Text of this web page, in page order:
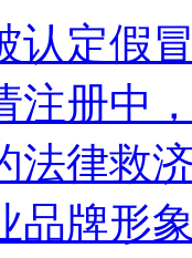
认定假
注册中
法律救
品牌形